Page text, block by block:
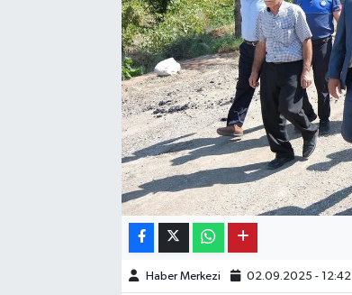
Haber Merkezi 02.09.2025 - 12:42